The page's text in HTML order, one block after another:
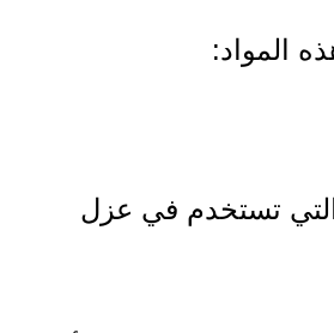
المواد:
تستخدم في عزل